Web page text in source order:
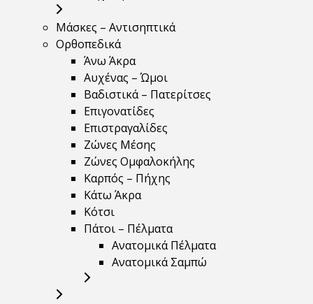
Μάσκες – Αντισηπτικά
Ορθοπεδικά
Άνω Άκρα
Αυχένας – Ώμοι
Βαδιστικά – Πατερίτσες
Επιγονατίδες
Επιστραγαλίδες
Ζώνες Μέσης
Ζώνες Ομφαλοκήλης
Καρπός – Πήχης
Κάτω Άκρα
Κότσι
Πάτοι – Πέλματα
Ανατομικά Πέλματα
Ανατομικά Σαμπώ